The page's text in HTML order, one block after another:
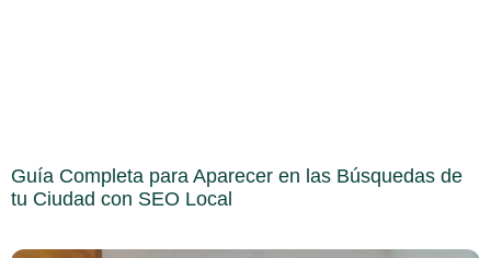
Guía Completa para Aparecer en las Búsquedas de
tu Ciudad con SEO Local